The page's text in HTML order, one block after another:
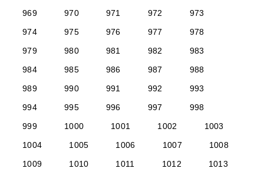
969
970 971 972
973
974
975 976 977
978
979
980 981 982
983
984
985 986 987
988
989
990 991 992
993
994
995 996 997
998
999
1000 1001 1002
1003
1004
1005 1006 1007
1008
1009
1010 1011 1012
1013